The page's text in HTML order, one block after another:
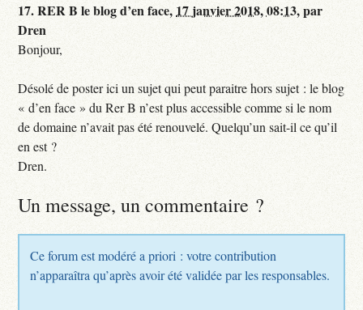
17.RER B le blog d’en face, 17 janvier 2018, 08:13,par
Dren
Bonjour,
Désolé de poster ici un sujet qui peut paraitre hors sujet : le blog
« d’en face » du Rer B n’est plus accessible comme si le nom
de domaine n’avait pas été renouvelé. Quelqu’un sait-il ce qu’il
en est ?
Dren.
Un message, un commentaire ?
Ce forum est modéré a priori : votre contribution
n’apparaîtra qu’après avoir été validée par les responsables.